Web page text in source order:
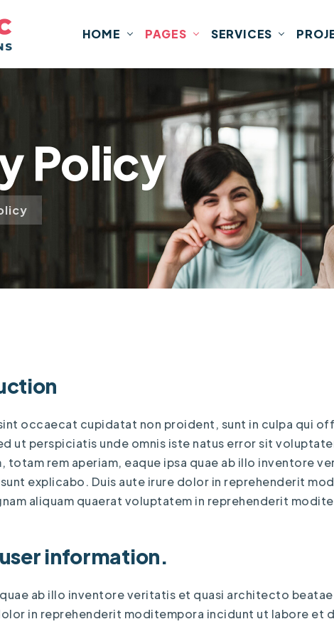
HOME PAGES SERVICES
Policy
occaecat cupidatat non proident, sunt in culpa qui
ut perspiciatis unde omnis iste natus error sit
totam rem aperiam, eaque ipsa quae ab illo inventore
explicabo. Duis aute irure dolor in reprehenderit
aliquam quaerat voluptatem in reprehenderit
information.
quae ab illo inventore veritatis et quasi architecto
in reprehenderit moditempora incidunt ut labore et